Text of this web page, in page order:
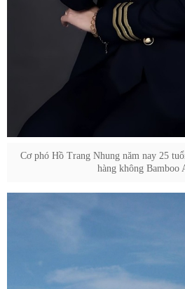
Cơ phó Hồ Trang Nhung năm nay 25
hàng không Bamboo